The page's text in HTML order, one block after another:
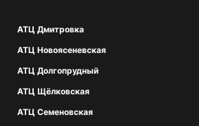
АТЦ Дмитровка
АТЦ Новоясеневская
АТЦ Долгопрудный
АТЦ Щёлковская
АТЦ Семеновская